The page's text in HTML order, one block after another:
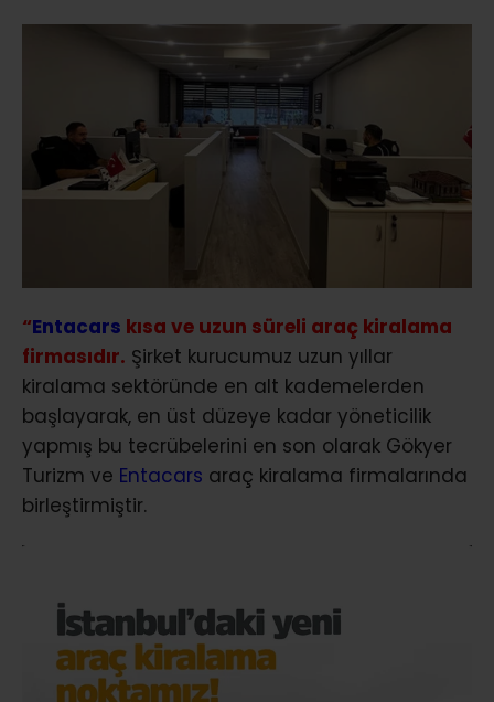
“Entacars kısa ve uzun süreli araç kiralama
firmasıdır. Şirket kurucumuz uzun yıllar
kiralama sektöründe en alt kademelerden
başlayarak, en üst düzeye kadar yöneticilik
yapmış bu tecrübelerini en son olarak Gökyer
Turizm ve Entacars araç kiralama firmalarında
birleştirmiştir.